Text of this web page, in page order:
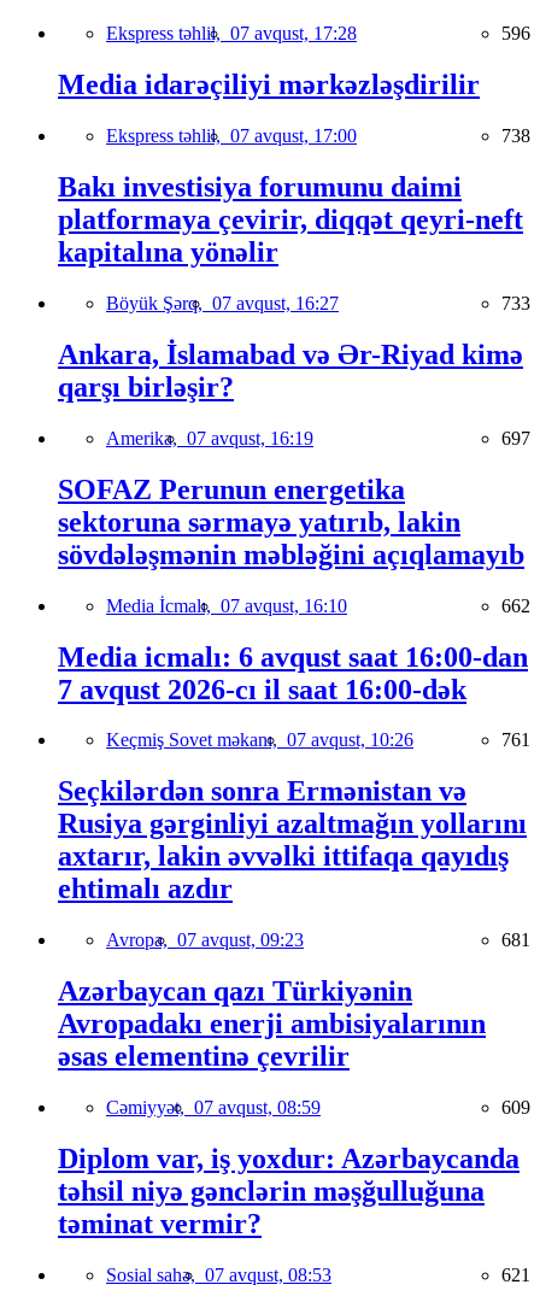
Ekspress təhlil, 07 avqust, 17:28 596
Media idarəçiliyi mərkəzləşdirilir
Ekspress təhlil, 07 avqust, 17:00 738
Bakı investisiya forumunu daimi
platformaya çevirir, diqqət qeyri-neft
kapitalına yönəlir
Böyük Şərq, 07 avqust, 16:27 733
Ankara, İslamabad və Ər-Riyad kimə
qarşı birləşir?
Amerika, 07 avqust, 16:19 697
SOFAZ Perunun energetika
sektoruna sərmayə yatırıb, lakin
sövdələşmənin məbləğini açıqlamayıb
Media İcmalı, 07 avqust, 16:10 662
Media icmalı: 6 avqust saat 16:00-dan
7 avqust 2026-cı il saat 16:00-dək
Keçmiş Sovet məkanı, 07 avqust, 10:26 761
Seçkilərdən sonra Ermənistan və
Rusiya gərginliyi azaltmağın yollarını
axtarır, lakin əvvəlki ittifaqa qayıdış
ehtimalı azdır
Avropa, 07 avqust, 09:23 681
Azərbaycan qazı Türkiyənin
Avropadakı enerji ambisiyalarının
əsas elementinə çevrilir
Cəmiyyət, 07 avqust, 08:59 609
Diplom var, iş yoxdur: Azərbaycanda
təhsil niyə gənclərin məşğulluğuna
təminat vermir?
Sosial sahə, 07 avqust, 08:53 621